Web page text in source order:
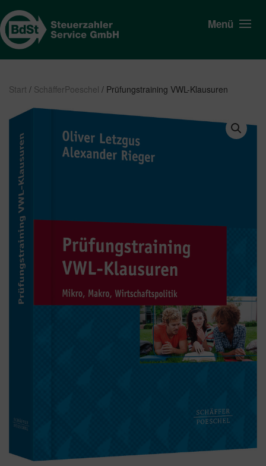
Menü
Start / SchäfferPoeschel / Prüfungstraining VWL-Klausuren